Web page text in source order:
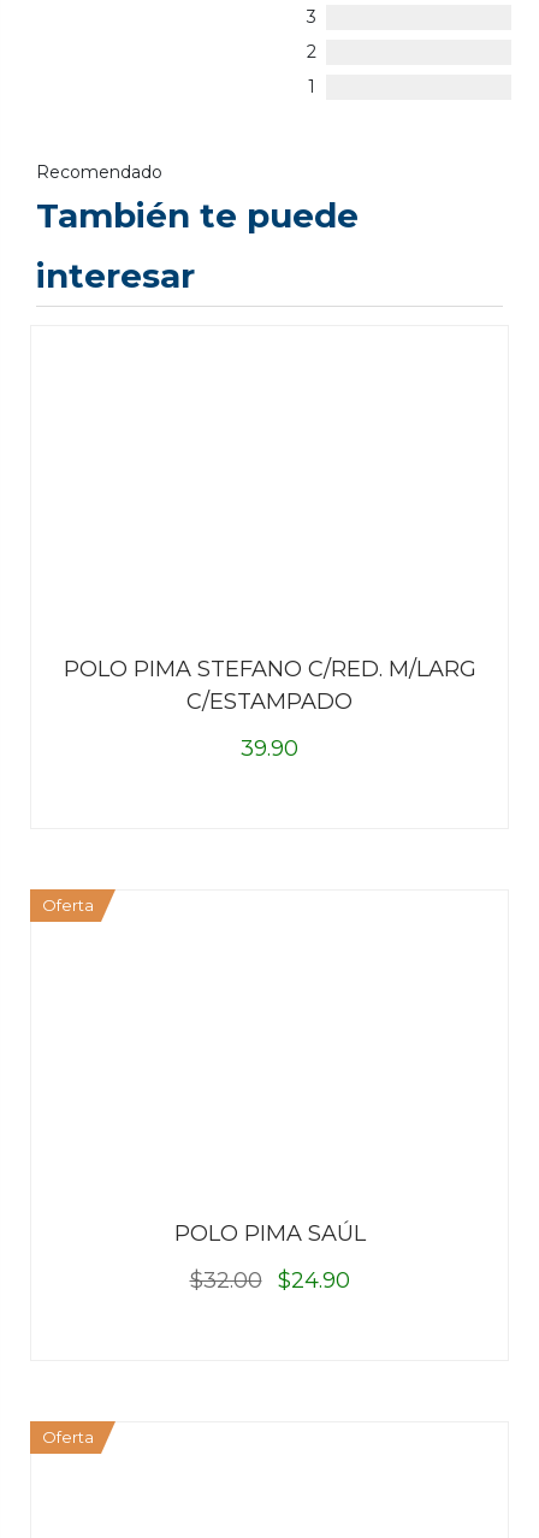
3
2
1
Recomendado
También te puede
interesar
POLO PIMA STEFANO C/RED. M/LARG
C/ESTAMPADO
39.90
Oferta
POLO PIMA SAÚL
$32.00
$24.90
Oferta